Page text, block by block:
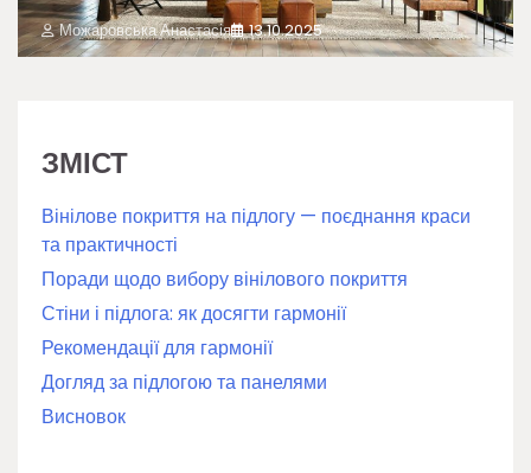
Можаровська Анастасія 13.10.2025
ЗМІСТ
Вінілове покриття на підлогу — поєднання краси
та практичності
Поради щодо вибору вінілового покриття
Стіни і підлога: як досягти гармонії
Рекомендації для гармонії
Догляд за підлогою та панелями
Висновок